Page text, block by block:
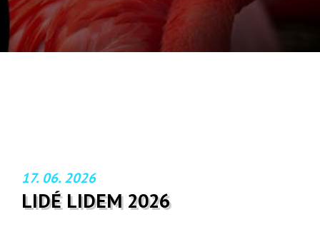
17. 06. 2026
LIDÉ LIDEM 2026